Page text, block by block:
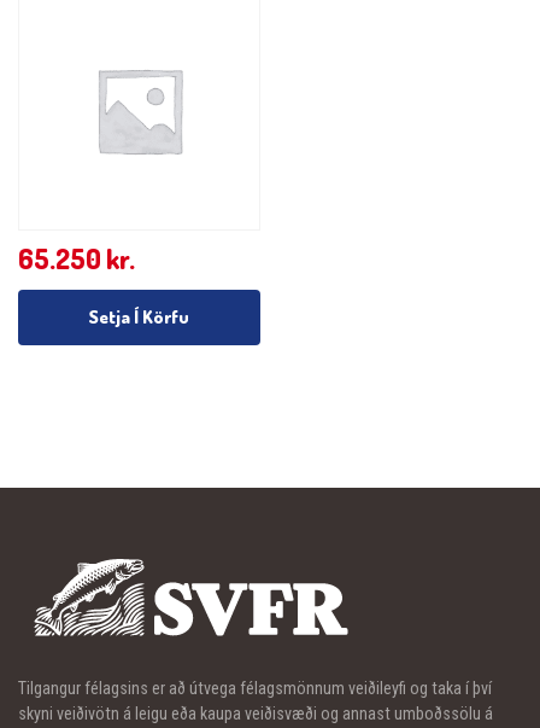
65.250 kr.
Setja Í Körfu
Tilgangur félagsins er að útvega félagsmönnum veiðileyfi og taka í því
skyni veiðivötn á leigu eða kaupa veiðisvæði og annast umboðssölu á